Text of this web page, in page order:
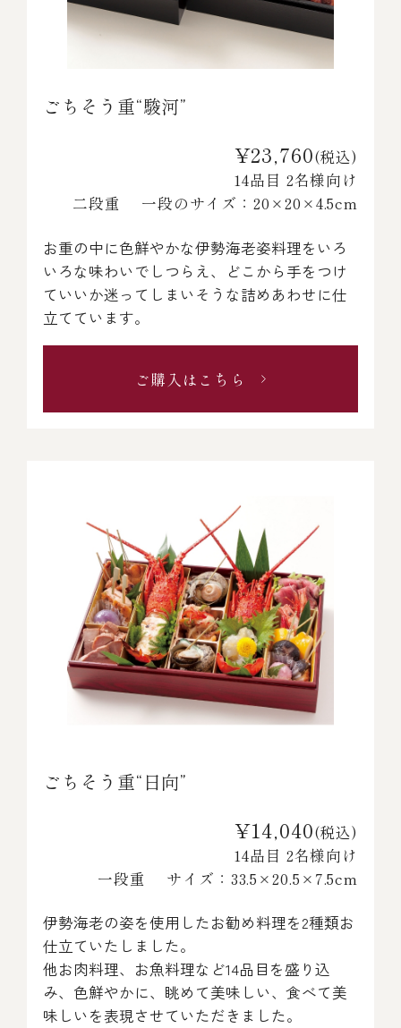
ごちそう重“駿河”
¥23,760(税込)
14品目 2名様向け
二段重 一段のサイズ：20×20×4.5cm
お重の中に色鮮やかな伊勢海老姿料理をいろ
いろな味わいでしつらえ、どこから手をつけ
ていいか迷ってしまいそうな詰めあわせに仕
立てています。
ご購入はこちら
ごちそう重“日向”
¥14,040(税込)
14品目 2名様向け
一段重 サイズ：33.5×20.5×7.5cm
伊勢海老の姿を使用したお勧め料理を2種類お
仕立ていたしました。
他お肉料理、お魚料理など14品目を盛り込
み、色鮮やかに、眺めて美味しい、食べて美
味しいを表現させていただきました。